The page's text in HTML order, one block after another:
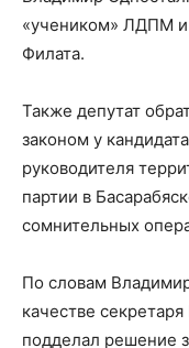
«учеником» ЛДПМ и
Филата.
Также депутат
законом у
руководителя
партии в
сомнительных
По словам
качестве
подделал решение